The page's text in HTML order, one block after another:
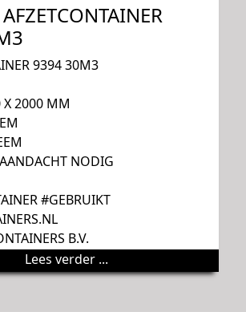
9394 30M3
X 2000 MM
NODIG
#GEBRUIKT
B.V.
Lees verder ...